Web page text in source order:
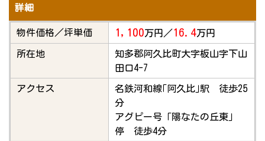
詳細
物件価格／坪単価 1,100万円／16.4万円
所在地
知多郡阿久比町大字板山字下山
田口4-7
アクセス
名鉄河和線｢阿久比｣駅 徒歩25
分
アグピー号「陽なたの丘東」
停 徒歩4分